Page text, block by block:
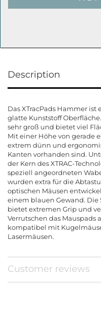
Description
Das XTracPads Hammer
glatte Kunststoff
sehr groß und bietet viel
Mit einer Höhe von gerade
extrem dünn und
Kanten vorhanden sind.
der Kern des XTRAC-
speziell angeordneten
wurden extra für die
optischen Mäusen
einem blauen Gewand. Die
bietet extremen Grip und
Verrutschen das Mauspads
kompatibel mit
Lasermäusen.
Customer reviews